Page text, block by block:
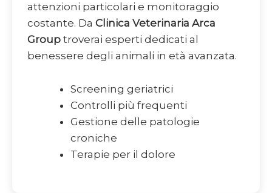
attenzioni particolari e monitoraggio
costante. Da Clinica Veterinaria Arca
Group troverai esperti dedicati al
benessere degli animali in età avanzata.
Screening geriatrici
Controlli più frequenti
Gestione delle patologie
croniche
Terapie per il dolore